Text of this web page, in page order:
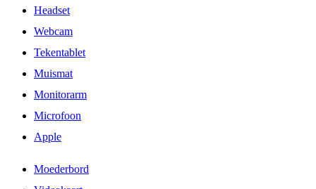
Headset
Webcam
Tekentablet
Muismat
Monitorarm
Microfoon
Apple
Moederbord